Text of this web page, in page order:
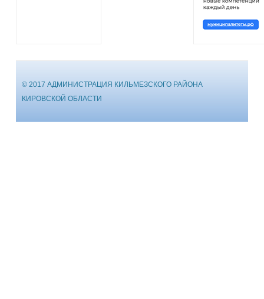
© 2017 АДМИНИСТРАЦИЯ КИЛЬМЕЗСКОГО РАЙОНА
КИРОВСКОЙ ОБЛАСТИ